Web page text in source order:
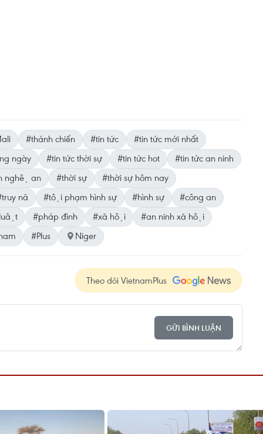
#thánh chiến #tin tức
#tin tức mới nhất
ngày #tin tức thời sự #tin tức hot
#tin tức an ninh
nghệ an #thời sự
#thời sự hôm nay
nã #tội phạm hình sự #hình sự
#công an
#pháp đình #xã hội
#an ninh xã hội
#Plus Niger
Theo dõi VietnamPlus
GỬI BÌNH LUẬN